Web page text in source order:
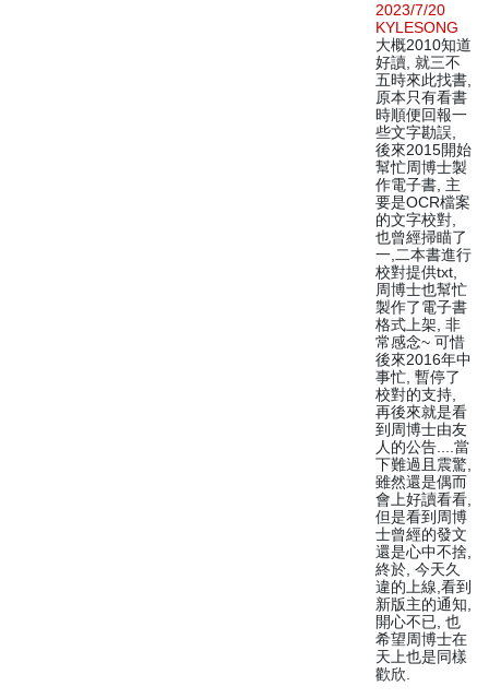
2023/7/20
KYLESONG
大概2010知道
好讀, 就三不
五時來此找書,
原本只有看書
時順便回報一
些文字勘誤,
後來2015開始
幫忙周博士製
作電子書, 主
要是OCR檔案
的文字校對,
也曾經掃瞄了
一,二本書進行
校對提供txt,
周博士也幫忙
製作了電子書
格式上架, 非
常感念~ 可惜
後來2016年中
事忙, 暫停了
校對的支持,
再後來就是看
到周博士由友
人的公告....當
下難過且震驚,
雖然還是偶而
會上好讀看看,
但是看到周博
士曾經的發文
還是心中不捨,
終於, 今天久
違的上線,看到
新版主的通知,
開心不已, 也
希望周博士在
天上也是同樣
歡欣.